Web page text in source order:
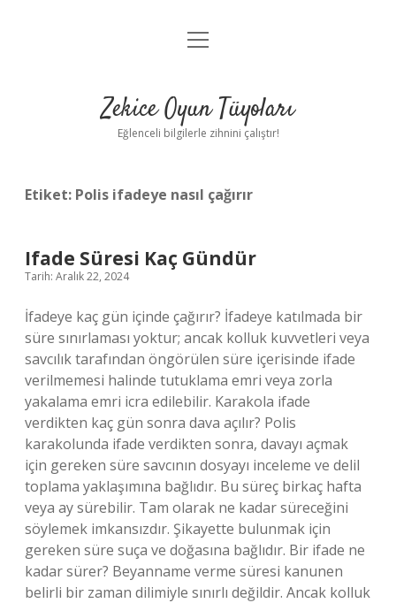
Anasayfa
Yasal Uyarı
menüyü
Zekice Oyun Tüyoları
Eğlenceli bilgilerle zihnini çalıştır!
Etiket: Polis ifadeye nasıl çağırır
Ifade Süresi Kaç Gündür
Tarih: Aralık 22, 2024
İfadeye kaç gün içinde çağırır? İfadeye katılmada bir
süre sınırlaması yoktur; ancak kolluk kuvvetleri veya
savcılık tarafından öngörülen süre içerisinde ifade
verilmemesi halinde tutuklama emri veya zorla
yakalama emri icra edilebilir. Karakola ifade
verdikten kaç gün sonra dava açılır? Polis
karakolunda ifade verdikten sonra, davayı açmak
için gereken süre savcının dosyayı inceleme ve delil
toplama yaklaşımına bağlıdır. Bu süreç birkaç hafta
veya ay sürebilir. Tam olarak ne kadar süreceğini
söylemek imkansızdır. Şikayette bulunmak için
gereken süre suça ve doğasına bağlıdır. Bir ifade ne
kadar sürer? Beyanname verme süresi kanunen
belirli bir zaman dilimiyle sınırlı değildir. Ancak kolluk